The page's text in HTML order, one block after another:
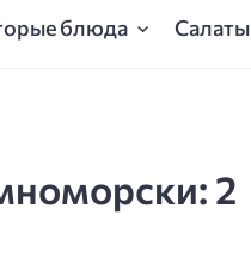
блюда Салаты
2